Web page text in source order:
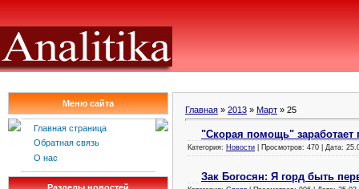
Меню сайта
Главная страница
Обратная связь
О нас
Главная » 2013 » Март » 25
"Скорая помощь" заработает
Категория: Новости | Просмотров: 470 | Дата:
Зак Богосян: Я горд быть